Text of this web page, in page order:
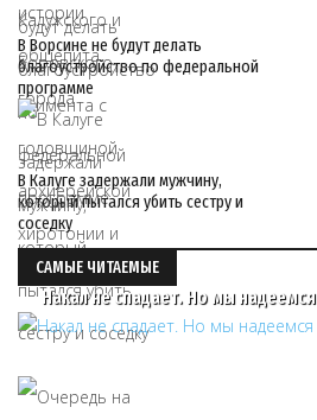
В Ворсине не будут делать
благоустройство по федеральной
программе
В Калуге задержали мужчину,
который пытался убить сестру и
соседку
САМЫЕ ЧИТАЕМЫЕ
Накал не спадает. Но мы надеемся